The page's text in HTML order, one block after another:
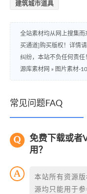
建筑城市道具
全站素材均从网上搜集
买通道]购买版权！详情
纠纷，本站不负任何责任
源库素材网 » 图片素材-
常见问题FAQ
免费下载或者
用？
本站所有资源
源均只能用于